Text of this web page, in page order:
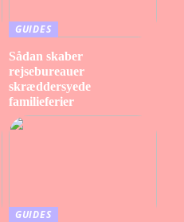
GUIDES
Sådan skaber
rejsebureauer
skræddersyede
familieferier
GUIDES